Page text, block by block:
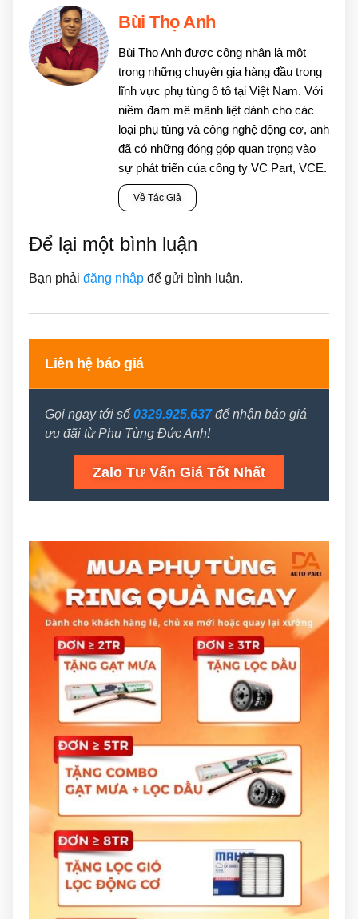
Bùi Thọ Anh
Bùi Thọ Anh được công nhận là một
trong những chuyên gia hàng đầu trong
lĩnh vực phụ tùng ô tô tại Việt Nam. Với
niềm đam mê mãnh liệt dành cho các
loại phụ tùng và công nghệ động cơ, anh
đã có những đóng góp quan trọng vào
sự phát triển của công ty VC Part, VCE.
Về Tác Giả
Để lại một bình luận
Bạn phải đăng nhập để gửi bình luận.
Liên hệ báo giá
Gọi ngay tới số 0329.925.637để nhận báo giá
ưu đãi từ Phụ Tùng Đức Anh!
Zalo Tư Vấn Giá Tốt Nhất